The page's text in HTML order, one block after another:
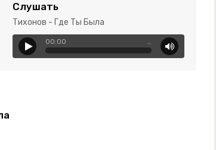
Слушать
Тихонов - Где Ты Была
00:00 …